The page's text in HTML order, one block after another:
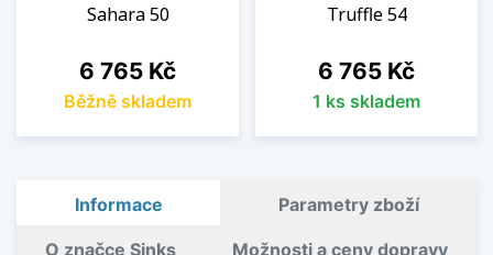
Sahara 50
Cena
6 765 Kč
Běžně skladem
Truffle 54
Cena
6 765 Kč
1 ks skladem
Informace Parametry zboží
O značce Sinks Možnosti a ceny dopravy